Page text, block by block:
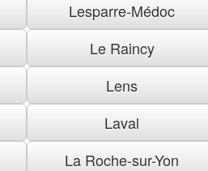
Lesparre-Médoc
Le Raincy
Lens
Laval
La Roche-sur-Yon